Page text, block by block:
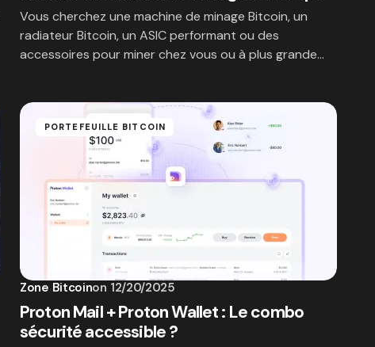
Vous cherchez une machine de minage Bitcoin, un
radiateur Bitcoin, un ASIC performant ou des
accessoires pour miner chez vous ou à plus grande…
PORTEFEUILLE BITCOIN
Zone Bitcoinon 12/20/2025
Proton Mail + Proton Wallet : Le combo
sécurité accessible ?